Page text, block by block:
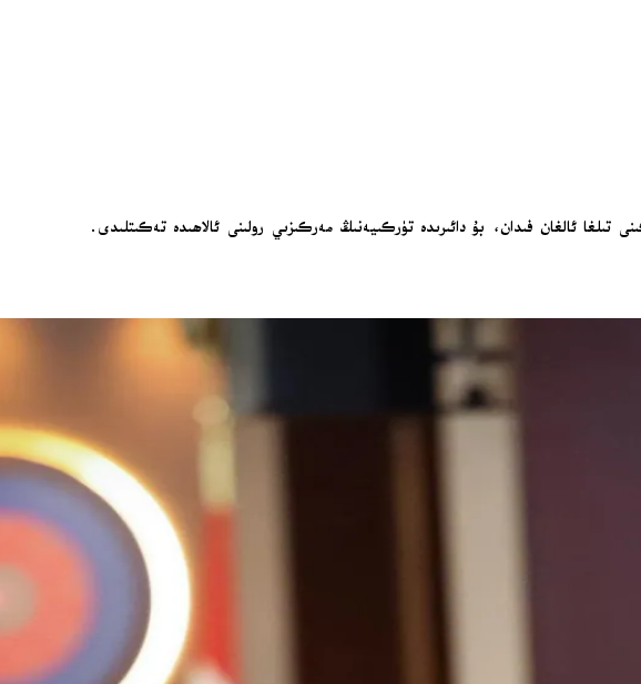
تىلغا ئالغان فىدان، بۇ دائىرىدە تۈركىيەنىڭ مەركىزىي رولىنى ئالاھىدە تەكىتلىدى.